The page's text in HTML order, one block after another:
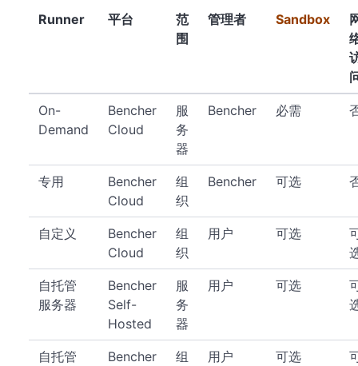
Runner 平台
范
围
管理者 Sandbox
On-
Demand
Bencher
Cloud
服
务
器
Bencher 必需
专用
Bencher
Cloud
组
织
Bencher 可选
自定义
Bencher
Cloud
组
织
用户 可选
自托管
服务器
Bencher
Self-
Hosted
服
务
器
用户 可选
自托管
Bencher
组
用户 可选